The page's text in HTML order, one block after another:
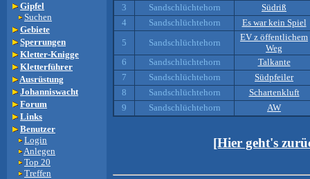
Gipfel
Suchen
Gebiete
Sperrungen
Kletter-Knigge
Kletterführer
Ausrüstung
Johanniswacht
Forum
Links
Benutzer
Login
Anlegen
Top 20
Treffen
3
Sandschlüchtehorn
Südriß
4
Sandschlüchtehorn
Es war kein Spiel
5
Sandschlüchtehorn
EV z öffentlichem
Weg
6
Sandschlüchtehorn
Talkante
7
Sandschlüchtehorn
Südpfeiler
8
Sandschlüchtehorn
Schartenkluft
9
Sandschlüchtehorn AW
[Hier geht's